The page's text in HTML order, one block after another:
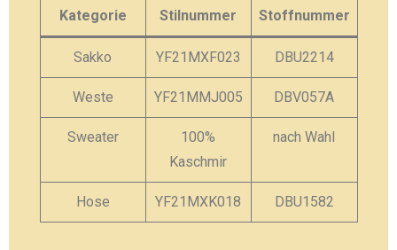
Kategorie Stilnummer Stoffnummer
Sakko YF21MXF023 DBU2214
Weste YF21MMJ005 DBV057A
Sweater
100%
Kaschmir
nach Wahl
Hose YF21MXK018 DBU1582